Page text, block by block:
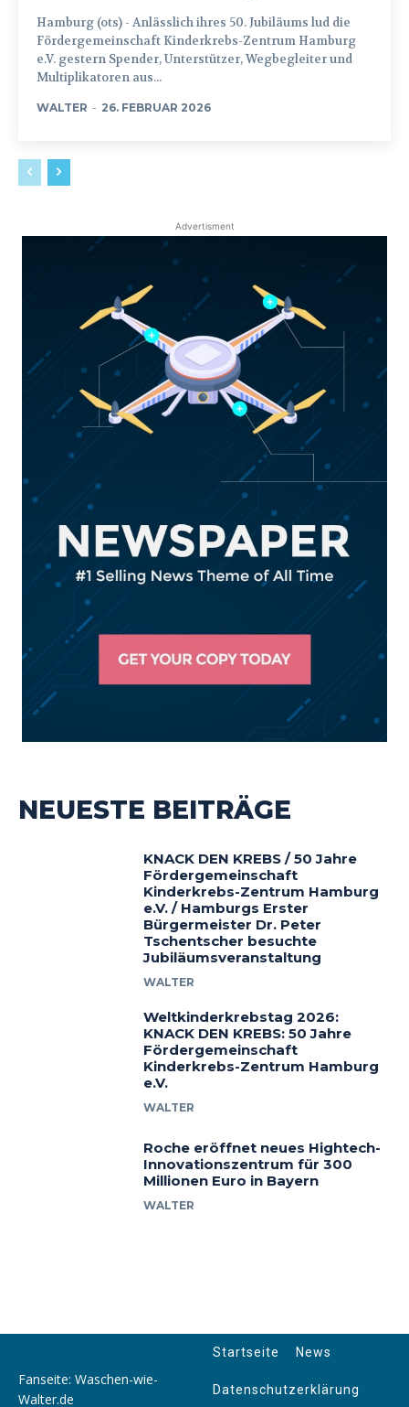
Hamburg (ots) - Anlässlich ihres 50. Jubiläums lud die
Fördergemeinschaft Kinderkrebs-Zentrum Hamburg
e.V. gestern Spender, Unterstützer, Wegbegleiter und
Multiplikatoren aus...
WALTER - 26. FEBRUAR 2026
Advertisment
NEUESTE BEITRÄGE
KNACK DEN KREBS / 50 Jahre
Fördergemeinschaft
Kinderkrebs-Zentrum Hamburg
e.V. / Hamburgs Erster
Bürgermeister Dr. Peter
Tschentscher besuchte
Jubiläumsveranstaltung
WALTER
Weltkinderkrebstag 2026:
KNACK DEN KREBS: 50 Jahre
Fördergemeinschaft
Kinderkrebs-Zentrum Hamburg
e.V.
WALTER
Roche eröffnet neues Hightech-
Innovationszentrum für 300
Millionen Euro in Bayern
WALTER
Fanseite: Waschen-wie-
Walter.de
Startseite News
Datenschutzerklärung